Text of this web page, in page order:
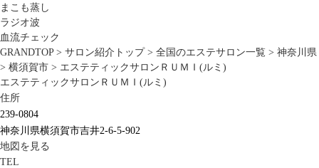
まこも蒸し
ラジオ波
血流チェック
GRANDTOP > サロン紹介トップ > 全国のエステサロン一覧 > 神奈川県
> 横須賀市 > エステティックサロンＲＵＭＩ(ルミ)
エステティックサロンＲＵＭＩ(ルミ)
住所
239-0804
神奈川県横須賀市吉井2-6-5-902
地図を見る
TEL